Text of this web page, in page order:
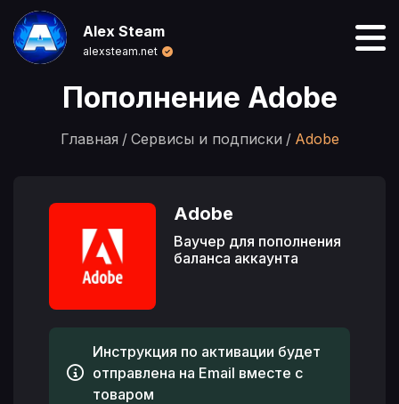
Alex Steam
alexsteam.net
Пополнение Adobe
Главная Сервисы и подписки Adobe
Adobe
Ваучер для пополнения
баланса аккаунта
Инструкция по активации будет
отправлена на Email вместе с
товаром